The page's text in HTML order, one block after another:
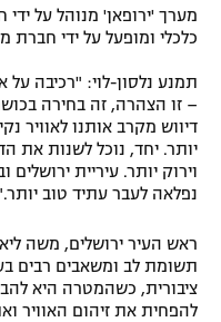
מערך 'ירופאן' מנוהל על
כלכלי ומופעל על ידי חברת
תמנע נלסון-לוי: "רכיבה על
– זו הצהרה, זה בחירה
דיווש מקרב אותנו לאוויר
יותר. יחד, נוכל לשנות את
וירוק יותר. עיריית
נפלאה לעבר עתיד טוב
ראש העיר ירושלים, משה
תשומת לב ומשאבים רבים
ציבורית, כשהמטרה היא
להפחית את זיהום האוויר